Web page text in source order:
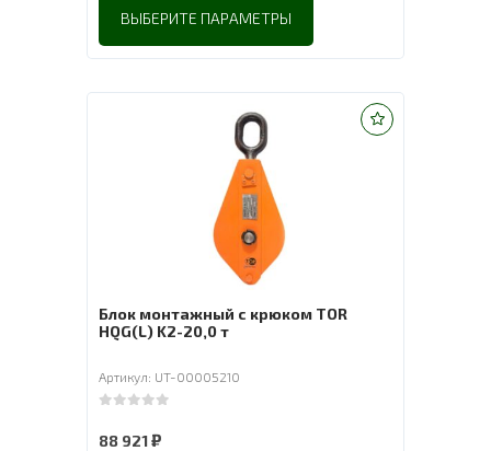
ВЫБЕРИТЕ ПАРАМЕТРЫ
Блок монтажный с крюком TOR
HQG(L) K2-20,0 т
Артикул: UT-00005210
88 921₽